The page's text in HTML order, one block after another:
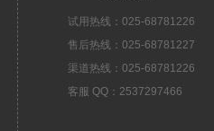
试用热线：025-68781226
售后热线：025-68781227
渠道热线：025-68781226
客服 QQ：2537297466